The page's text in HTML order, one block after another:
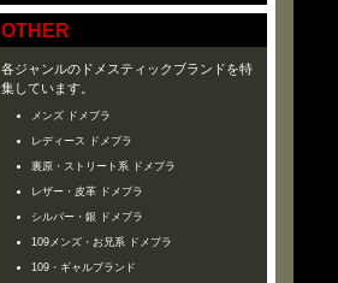
OTHER
各ジャンルのドメスティックブランドを特
集しています。
メンズ ドメブラ
レディース ドメブラ
裏原・ストリート系 ドメブラ
レザー・皮革 ドメブラ
シルバー・銀 ドメブラ
109メンズ・お兄系 ドメブラ
109・ギャルブランド